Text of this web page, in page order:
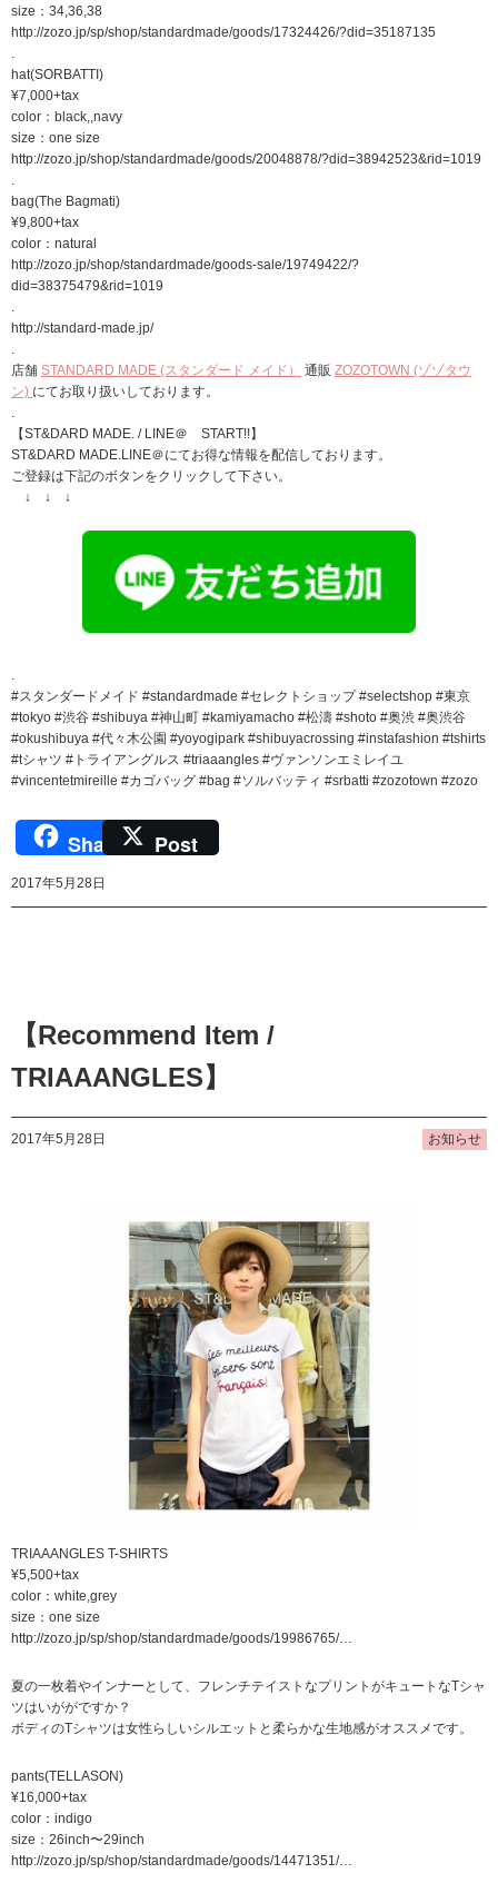
size：34,36,38
http://zozo.jp/sp/shop/standardmade/goods/17324426/?did=35187135
hat(SORBATTI)
¥7,000+tax
color：black,,navy
size：one size
http://zozo.jp/shop/standardmade/goods/20048878/?did=38942523&rid=1019
bag(The Bagmati)
¥9,800+tax
color：natural
http://zozo.jp/shop/standardmade/goods-sale/19749422/?
did=38375479&rid=1019
http://standard-made.jp/
店舗 STANDARD MADE (スタンダード メイド） 通販 ZOZOTOWN (ゾゾタウ
ン) にてお取り扱いしております。
【ST&DARD MADE. / LINE＠ START!!】
ST&DARD MADE.LINE＠にてお得な情報を配信しております。
ご登録は下記のボタンをクリックして下さい。
↓ ↓ ↓
.
#スタンダードメイド #standardmade #セレクトショップ #selectshop #東京
#tokyo #渋谷 #shibuya #神山町 #kamiyamacho #松濤 #shoto #奥渋 #奥渋谷
#okushibuya #代々木公園 #yoyogipark #shibuyacrossing #instafashion #tshirts
#tシャツ #トライアングルス #triaaangles #ヴァンソンエミレイユ
#vincentetmireille #カゴバッグ #bag #ソルバッティ #srbatti #zozotown #zozo
Share Post
2017年5月28日
【Recommend Item /
TRIAAANGLES】
2017年5月28日 お知らせ
TRIAAANGLES T-SHIRTS
¥5,500+tax
color：white,grey
size：one size
http://zozo.jp/sp/shop/standardmade/goods/19986765/…
夏の一枚着やインナーとして、フレンチテイストなプリントがキュートなTシャ
ツはいががですか？
ボディのTシャツは女性らしいシルエットと柔らかな生地感がオススメです。
pants(TELLASON)
¥16,000+tax
color：indigo
size：26inch〜29inch
http://zozo.jp/sp/shop/standardmade/goods/14471351/…